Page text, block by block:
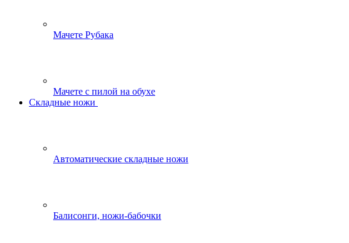
Мачете Рубака
Мачете с пилой на обухе
Складные ножи
Автоматические складные ножи
Балисонги, ножи-бабочки